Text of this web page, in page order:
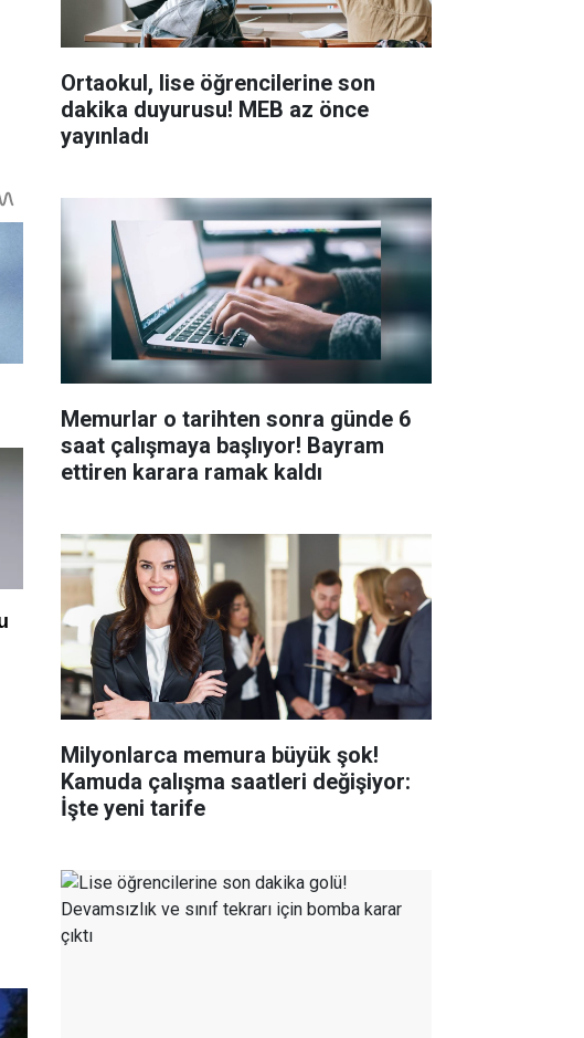
Ortaokul, lise öğrencilerine son
dakika duyurusu! MEB az önce
yayınladı
Memurlar o tarihten sonra günde 6
saat çalışmaya başlıyor! Bayram
ettiren karara ramak kaldı
Milyonlarca memura büyük şok!
Kamuda çalışma saatleri değişiyor:
İşte yeni tarife